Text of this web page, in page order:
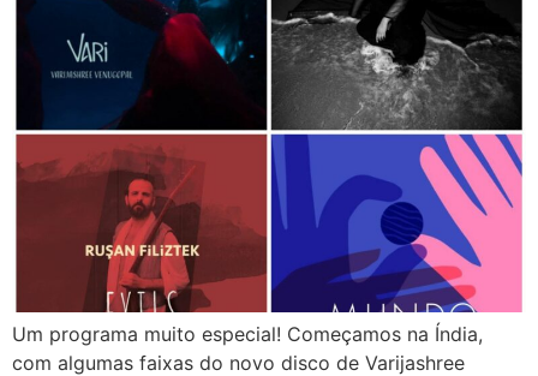
Um programa muito especial! Começamos na Índia,
com algumas faixas do novo disco de Varijashree